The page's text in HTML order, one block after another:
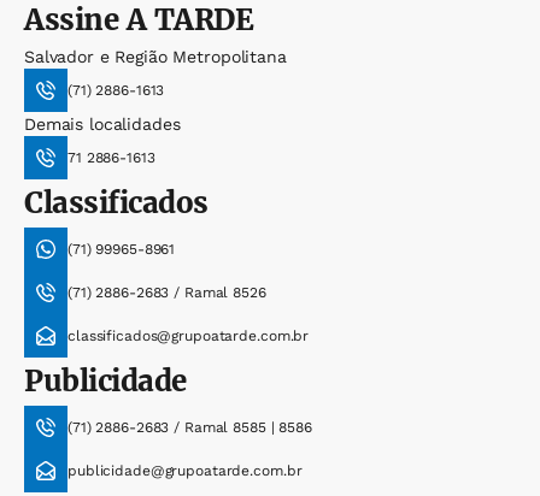
AssineA TARDE
Salvador e Região Metropolitana
(71) 2886-1613
Demais localidades
71 2886-1613
Classificados
(71) 99965-8961
(71) 2886-2683 / Ramal 8526
classificados@grupoatarde.com.br
Publicidade
(71) 2886-2683 / Ramal 8585 | 8586
publicidade@grupoatarde.com.br